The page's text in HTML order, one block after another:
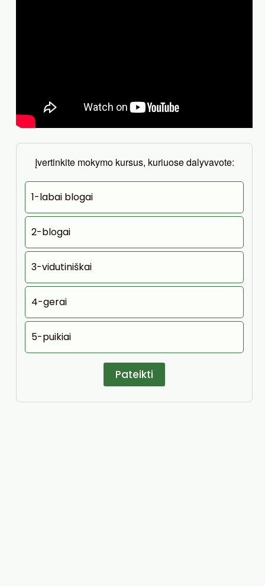
Įvertinkite mokymo kursus, kuriuose dalyvavote:
1-labai blogai
2-blogai
3-vidutiniškai
4-gerai
5-puikiai